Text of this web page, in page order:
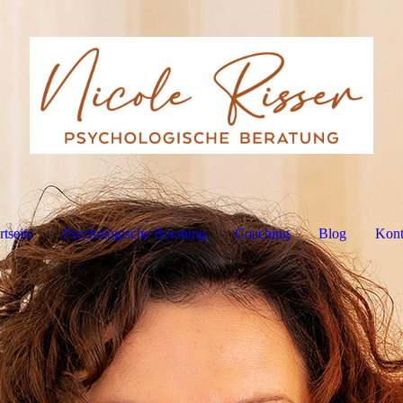
Psychologische Beratung Coaching Blog